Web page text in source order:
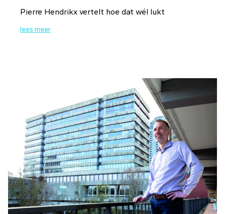
Pierre Hendrikx vertelt hoe dat wél lukt
lees meer